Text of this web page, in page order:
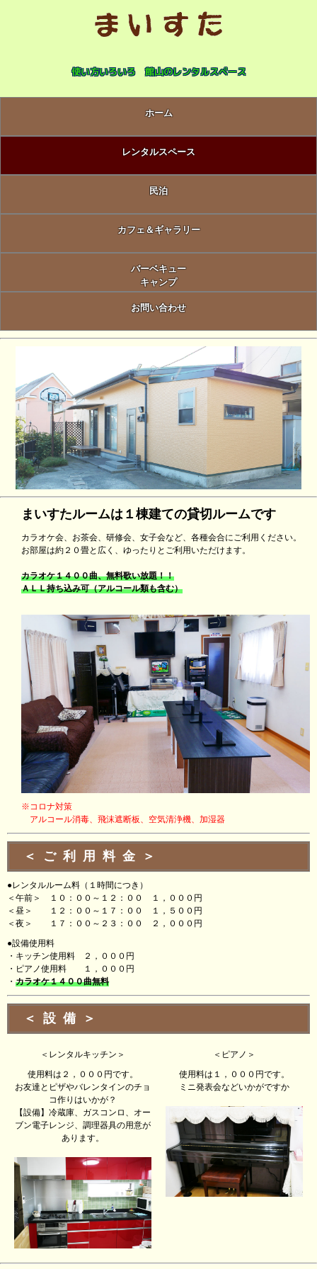
使い方いろいろ 館山のレンタルスペース
ホーム
レンタルスペース
民泊
カフェ＆ギャラリー
バーベキュー
キャンプ
お問い合わせ
まいすたルームは１棟建ての貸切ルームです
カラオケ会、お茶会、研修会、女子会など、各種会合にご利用ください。
お部屋は約２０畳と広く、ゆったりとご利用いただけます。
カラオケ１４００曲、無料歌い放題！！
ＡＬＬ持ち込み可（アルコール類も含む）
※コロナ対策
アルコール消毒、飛沫遮断板、空気清浄機、加湿器
＜ご利用料金＞
●レンタルルーム料（１時間につき）
＜午前＞ １０：００～１２：００ １，０００円
＜昼＞ １２：００～１７：００ １，５００円
＜夜＞ １７：００～２３：００ ２，０００円
●設備使用料
・キッチン使用料 ２，０００円
・ピアノ使用料 １，０００円
・ カラオケ１４００曲無料
＜設備＞
＜レンタルキッチン＞
使用料は２，０００円です。
お友達とピザやバレンタインのチョ
コ作りはいかが？
【設備】冷蔵庫、ガスコンロ、オー
ブン電子レンジ、調理器具の用意が
あります。
＜ピアノ＞
使用料は１，０００円です。
ミニ発表会などいかがですか